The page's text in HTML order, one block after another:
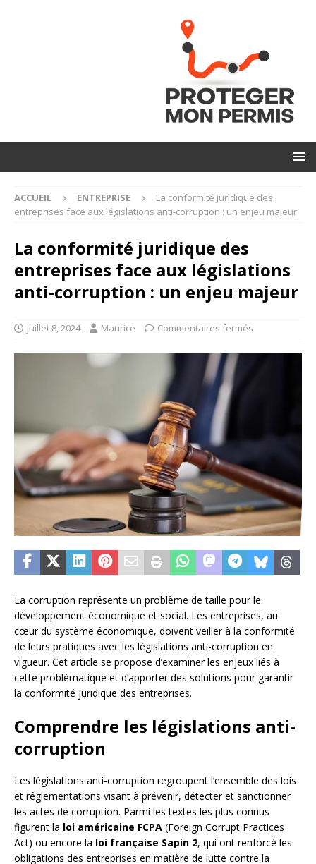
ACCUEIL ENTREPRISE
La conformité juridique des
entreprises face aux législations anti-corruption : un enjeu majeur
La conformité juridique des
entreprises face aux législations
anti-corruption : un enjeu majeur
juillet 8, 2024 Maurice Commentaires fermés
La corruption représente un problème de taille pour le
développement économique et social. Les entreprises, au
cœur du système économique, doivent veiller à la conformité
de leurs pratiques avec les législations anti-corruption en
vigueur. Cet article se propose d’examiner les enjeux liés à
cette problématique et d’apporter des solutions pour garantir
la conformité juridique des entreprises.
Comprendre les législations anti-
corruption
Les législations anti-corruption regroupent l’ensemble des lois
et réglementations visant à prévenir, détecter et sanctionner
les actes de corruption. Parmi les textes les plus connus
figurent la loi américaine FCPA (Foreign Corrupt Practices
Act) ou encore la loi française Sapin 2, qui ont renforcé les
obligations des entreprises en matière de lutte contre la